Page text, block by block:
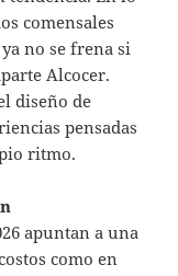
comensales
no se frena si
Alcocer.
diseño de
pensadas
ritmo.
apuntan a una
como en